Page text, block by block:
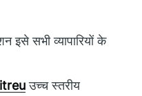
इसे सभी व्यापारियों के
उच्च स्तरीय